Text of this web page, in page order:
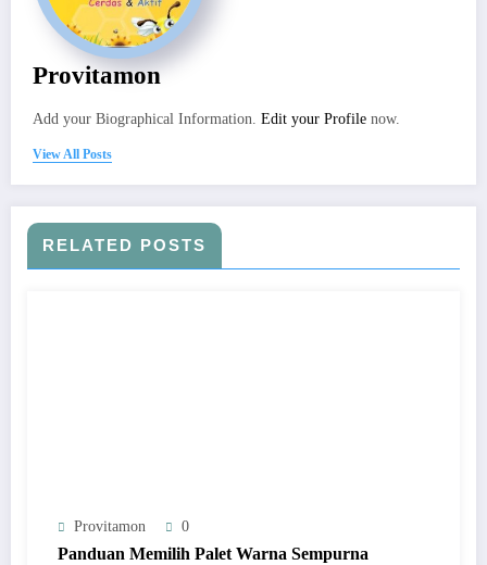
Provitamon
Add your Biographical Information. Edit your Profile now.
View All Posts
RELATED POSTS
Provitamon 0
Panduan Memilih Palet Warna Sempurna